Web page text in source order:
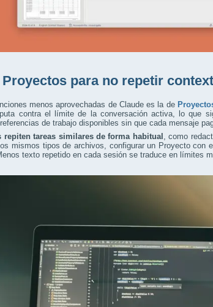
para no repetir
menos aprovechadas de Claude es la de
contra el límite de la conversación activa, lo que
de trabajo disponibles sin que cada mensaje
repiten tareas similares de forma habitual
, como
mismos tipos de archivos, configurar un Proyecto con
texto repetido en cada sesión se traduce en límites